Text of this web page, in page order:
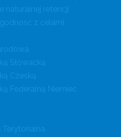
naturalnej retencji
z celami
Słowacką
Czeską
Federalną Niemiec